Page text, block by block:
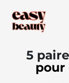
5
pour